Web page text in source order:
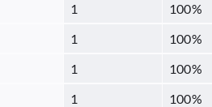
1 100%
1 100%
1 100%
1 100%